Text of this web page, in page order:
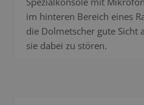
im hinteren Bereich eines
die Dolmetscher gute Sicht
sie dabei zu stören.